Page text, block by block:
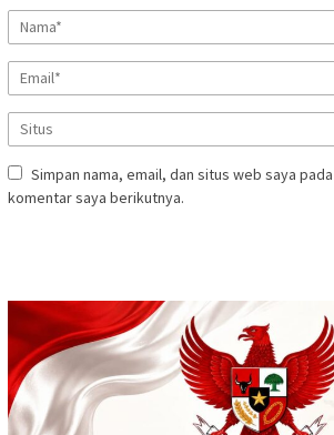
Simpan nama, email, dan situs web saya
komentar saya berikutnya.